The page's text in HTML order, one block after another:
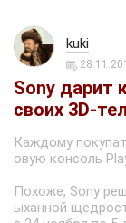
kuki
Sony дарит
своих 3D-
Каждому
овую консоль
Похоже, Sony
ыханной